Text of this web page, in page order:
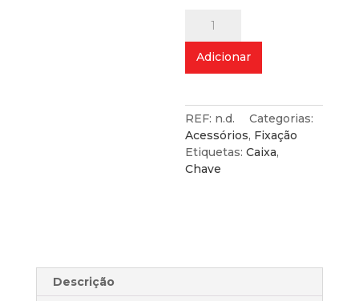
Chave
Eixo
Passante
para
Chave
(Várias
Adicionar
REF: n.d.
Categorias:
Acessórios, Fixação
Etiquetas:Caixa,
Chave
Descrição